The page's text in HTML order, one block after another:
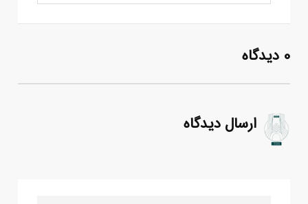
0 دیدگاه
ارسال دیدگاه